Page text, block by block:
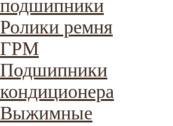
подшипники
Ролики ремня
ГРМ
Подшипники
кондиционера
Выжимные